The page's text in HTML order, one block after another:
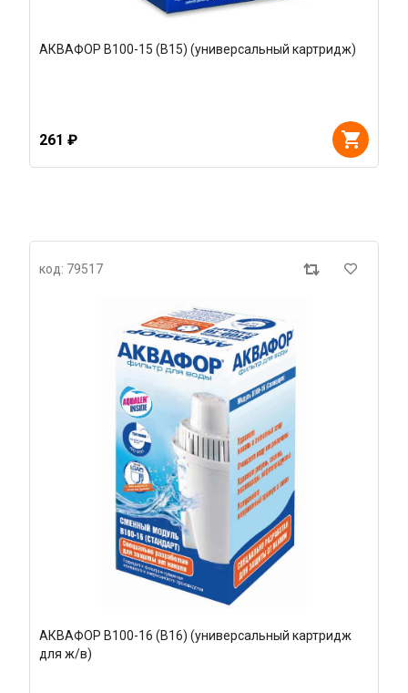
АКВАФОР В100-15 (В15) (универсальный картридж)
261 ₽
код: 79517
АКВАФОР В100-16 (В16) (универсальный картридж
для ж/в)